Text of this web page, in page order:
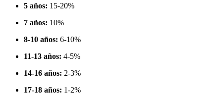
5 años: 15-20%
7 años: 10%
8-10 años: 6-10%
11-13 años: 4-5%
14-16 años: 2-3%
17-18 años: 1-2%